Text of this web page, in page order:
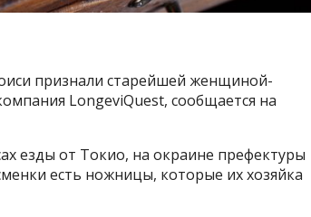
признали старейшей женщиной-
LongeviQuest, сообщается на
езды от Токио, на окраине префектуры
есть ножницы, которые их хозяйка